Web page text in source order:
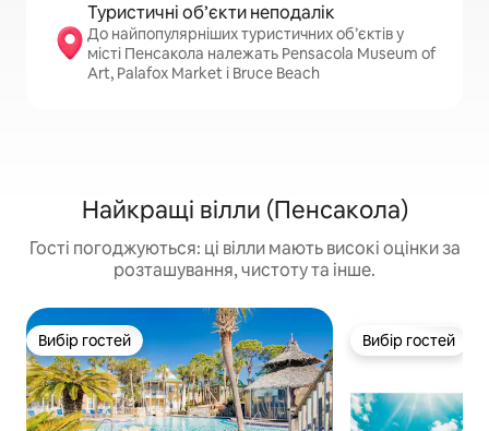
Туристичні об’єкти неподалік
До найпопулярніших туристичних об’єктів у
місті Пенсакола належать Pensacola Museum of
Art, Palafox Market і Bruce Beach
Найкращі вілли (Пенсакола)
Гості погоджуються: ці вілли мають високі оцінки за
розташування, чистоту та інше.
Вибір гостей
Вибір гостей Вибір гостей
Вибір гостей